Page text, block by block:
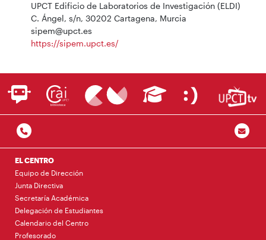
UPCT Edificio de Laboratorios de Investigación (ELDI)
C. Ángel, s/n, 30202 Cartagena, Murcia
sipem@upct.es
https://sipem.upct.es/
EL CENTRO
Equipo de Dirección
Junta Directiva
Secretaría Académica
Delegación de Estudiantes
Calendario del Centro
Profesorado